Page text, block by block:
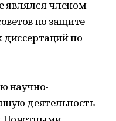
являлся членом
по защите
диссертаций по
научно-
деятельность